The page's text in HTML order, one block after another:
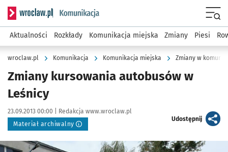
Serwis informacyjny wroclaw.pl podserwis: Komunikacja
Aktualności Rozkłady Komunikacja miejska Zmiany Piesi
wroclaw.pl Komunikacja Komunikacja miejska Zmiany w
Zmiany kursowania autobusów w
Leśnicy
Data publikacji:
23.09.2013 00:00 | Autor:
Redakcja www.wroclaw.pl
Materiał archiwalny
Udostępnijartykuł
Kliknij, aby powiększyć